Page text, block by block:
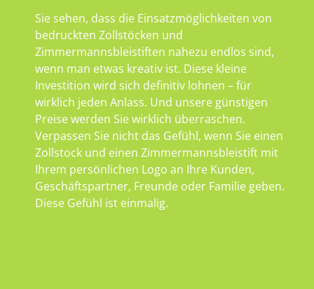
Sie sehen, dass die Einsatzmöglichkeiten von
bedruckten Zollstöcken und
Zimmermannsbleistiften nahezu endlos sind,
wenn man etwas kreativ ist. Diese kleine
Investition wird sich definitiv lohnen – für
wirklich jeden Anlass. Und unsere günstigen
Preise werden Sie wirklich überraschen.
Verpassen Sie nicht das Gefühl, wenn Sie einen
Zollstock und einen Zimmermannsbleistift mit
Ihrem persönlichen Logo an Ihre Kunden,
Geschäftspartner, Freunde oder Familie geben.
Diese Gefühl ist einmalig.